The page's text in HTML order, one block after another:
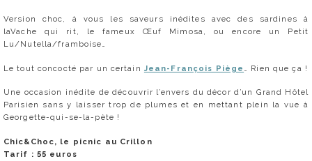
Version choc, à vous les saveurs inédites avec des sardines à
laVache qui rit, le fameux Œuf Mimosa, ou encore un Petit
Lu/Nutella/framboise…
Le tout concocté par un certain Jean-François Piège … Rien que ça !
Une occasion inédite de découvrir l’envers du décor d’un Grand Hôtel
Parisien sans y laisser trop de plumes et en mettant plein la vue à
Georgette-qui-se-la-pète !
Chic&Choc, le picnic au Crillon
Tarif : 55 euros